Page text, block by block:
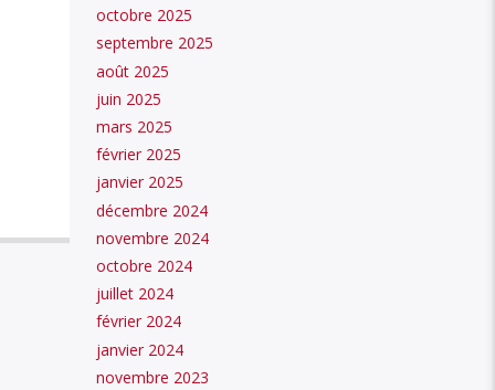
octobre 2025
septembre 2025
août 2025
juin 2025
mars 2025
février 2025
janvier 2025
décembre 2024
novembre 2024
octobre 2024
juillet 2024
février 2024
janvier 2024
novembre 2023